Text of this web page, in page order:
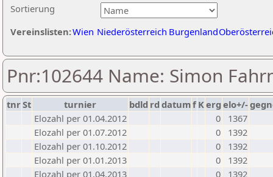
Sortierung
Vereinslisten:Wien Niederösterreich Burgenland
Pnr:102644 Name: Simon
tnrSt turnier bdld rd datumf Kerg elo+/-
Elozahl per 01.04.2012
0
1367
Elozahl per 01.07.2012
0
1392
Elozahl per 01.10.2012
0
1392
Elozahl per 01.01.2013
0
1392
Elozahl per 01.04.2013
0
1392